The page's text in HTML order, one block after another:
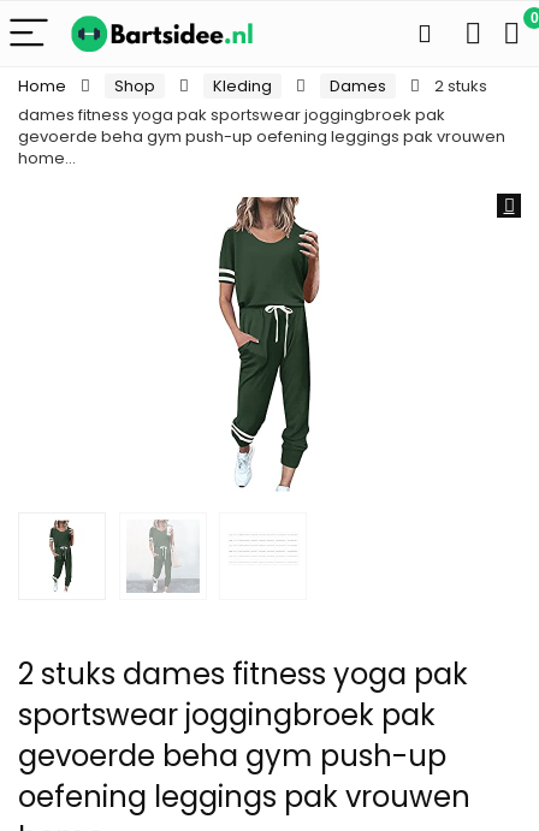
0
Home Shop Kleding Dames
2 stuks
dames fitness yoga pak sportswear joggingbroek pak
gevoerde beha gym push-up oefening leggings pak vrouwen
home…
2 stuks dames fitness yoga pak
sportswear joggingbroek pak
gevoerde beha gym push-up
oefening leggings pak vrouwen